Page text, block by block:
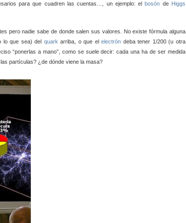
para que cuadren las cuentas…, un ejemplo: el bosón de Higgs
pero nadie sabe de donde salen sus valores. No existe fórmula alguna
lo que sea) del quark arriba, o que elelectrón deba tener 1/200 (u otra
“ponerlas a mano”, como se suele decir: cada una ha de ser medida
partículas? ¿de dónde viene la masa?